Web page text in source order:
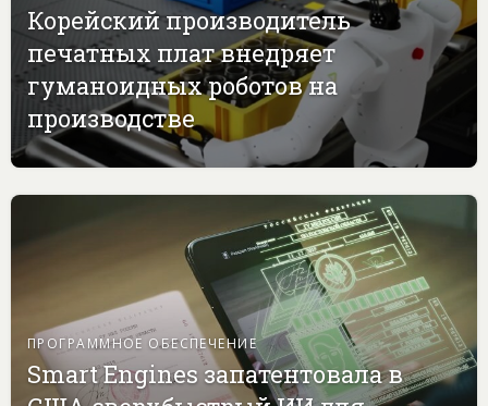
Корейский производитель
печатных плат внедряет
гуманоидных роботов на
производстве
ПРОГРАММНОЕ ОБЕСПЕЧЕНИЕ
Smart Engines запатентовала в